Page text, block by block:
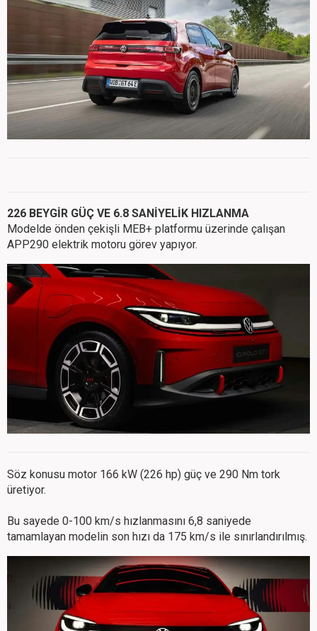
226 BEYGİR GÜÇ VE 6.8 SANİYELİK HIZLANMA
Modelde önden çekişli MEB+ platformu üzerinde çalışan
APP290 elektrik motoru görev yapıyor.
Söz konusu motor 166 kW (226 hp) güç ve 290 Nm tork
üretiyor.
Bu sayede 0-100 km/s hızlanmasını 6,8 saniyede
tamamlayan modelin son hızı da 175 km/s ile sınırlandırılmış.